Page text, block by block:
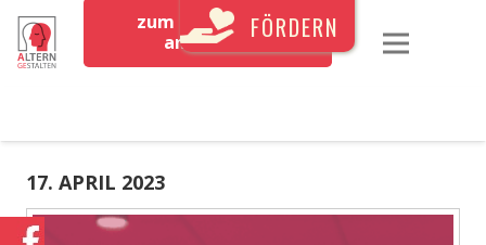
zum Newsletter
anmeldenFÖRDERN
17. APRIL 2023